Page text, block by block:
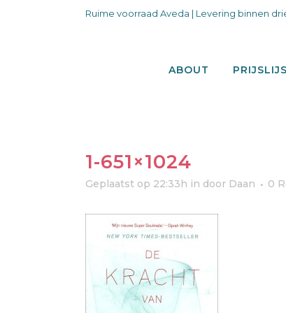
Ruime voorraad Aveda | Levering binnen
ABOUT
1-651×1024
Geplaatst op 22:33h in door Daan 0